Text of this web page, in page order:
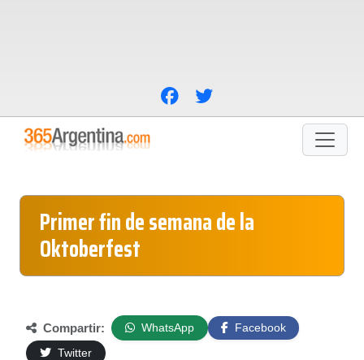
Primer fin de semana de la
Oktoberfest
Compartir: WhatsApp
Facebook
Twitter